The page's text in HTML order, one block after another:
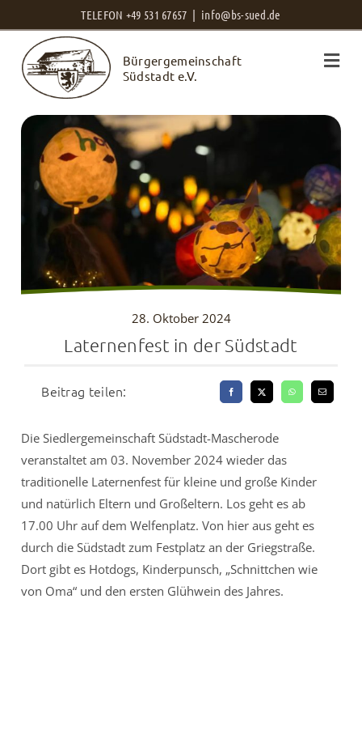
Inhalt
springen
TELEFON +49 531 67657 | info@bs-sued.de
Bürgergemeinschaft
Südstadt e.V.
28. Oktober 2024
Laternenfest in der Südstadt
Beitrag teilen:
Die Siedlergemeinschaft Südstadt-Mascherode
veranstaltet am 03. November 2024 wieder das
traditionelle Laternenfest für kleine und große Kinder
und natürlich Eltern und Großeltern. Los geht es ab
17.00 Uhr auf dem Welfenplatz. Von hier aus geht es
durch die Südstadt zum Festplatz an der Griegstraße.
Dort gibt es Hotdogs, Kinderpunsch, „Schnittchen wie
von Oma“ und den ersten Glühwein des Jahres.